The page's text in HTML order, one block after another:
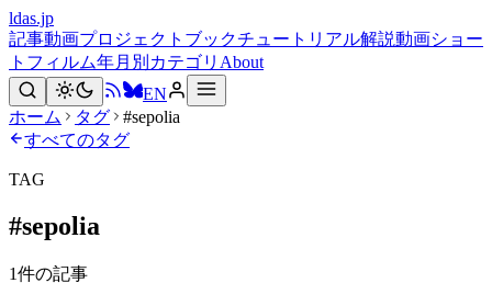
ldas.jp
記事動画プロジェクト ブックチュートリアル解説動画ショー
トフィルム年月別 カテゴリ About
EN
ホーム
タグ
#sepolia
すべてのタグ
TAG
#sepolia
1件の記事